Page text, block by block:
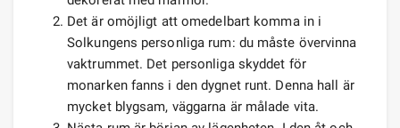
Det är omöjligt att omedelbart komma in i
Solkungens personliga rum: du måste övervinna
vaktrummet. Det personliga skyddet för
monarken fanns i den dygnet runt. Denna hall är
mycket blygsam, väggarna är målade vita.